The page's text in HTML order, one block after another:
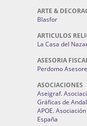
ARTE &
Blasfor
ARTICULOS
La Casa del
ASESORIA
Perdomo
ASOCIACIONES
Aseigraf.
Gráficas de
APOE.
España